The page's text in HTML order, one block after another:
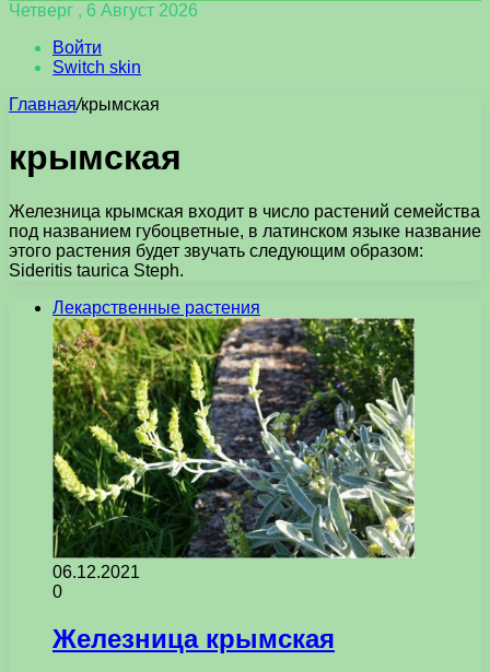
Четверг , 6 Август 2026
Войти
Switch skin
Главная/крымская
крымская
Железница крымская входит в число растений семейства
под названием губоцветные, в латинском языке название
этого растения будет звучать следующим образом:
Sideritis taurica Steph.
Лекарственные растения
06.12.2021
0
Железница крымская